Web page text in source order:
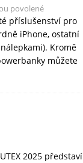
povolené
příslušenství pro
iPhone, ostatní
Kromě
můžete
2025 představí